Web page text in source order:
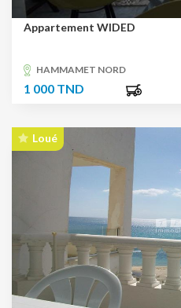
Appartement WIDED
HAMMAMET NORD
1 000 TND
Loué